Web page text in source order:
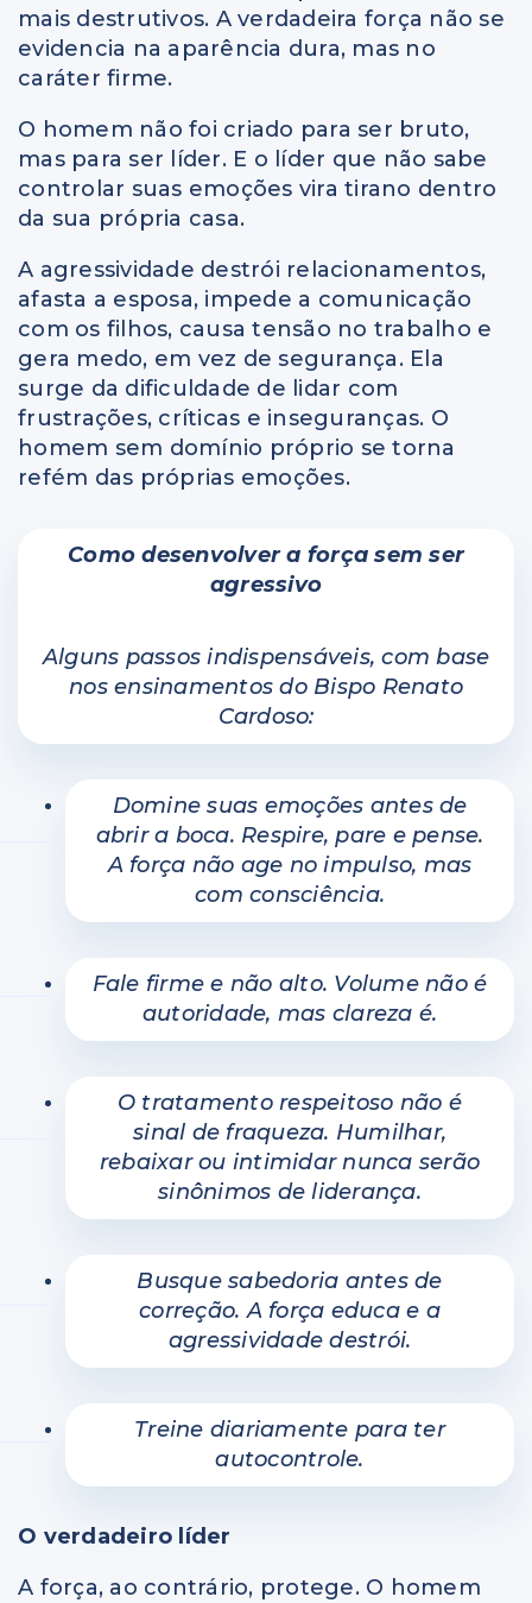
mais destrutivos. A verdadeira força não se
evidencia na aparência dura, mas no
caráter firme.
O homem não foi criado para ser bruto,
mas para ser líder. E o líder que não sabe
controlar suas emoções vira tirano dentro
da sua própria casa.
A agressividade destrói relacionamentos,
afasta a esposa, impede a comunicação
com os filhos, causa tensão no trabalho e
gera medo, em vez de segurança. Ela
surge da dificuldade de lidar com
frustrações, críticas e inseguranças. O
homem sem domínio próprio se torna
refém das próprias emoções.
Como desenvolver a força sem ser
agressivo
Alguns passos indispensáveis, com base
nos ensinamentos do Bispo Renato
Cardoso:
Domine suas emoções antes de
abrir a boca. Respire, pare e pense.
A força não age no impulso, mas
com consciência.
Fale firme e não alto. Volume não é
autoridade, mas clareza é.
O tratamento respeitoso não é
sinal de fraqueza. Humilhar,
rebaixar ou intimidar nunca serão
sinônimos de liderança.
Busque sabedoria antes de
correção. A força educa e a
agressividade destrói.
Treine diariamente para ter
autocontrole.
O verdadeiro líder
A força, ao contrário, protege. O homem